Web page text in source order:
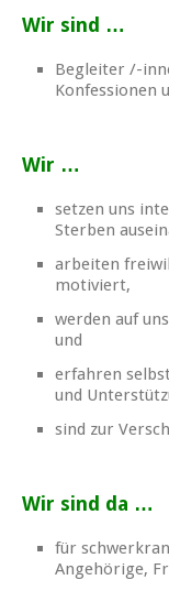
Wir sind …
Begleiter /-
Konfessionen
Wir …
setzen uns
Sterben
arbeiten
motiviert,
werden auf
und
erfahren
und
sind zur
Wir sind da …
für
Angehörige,